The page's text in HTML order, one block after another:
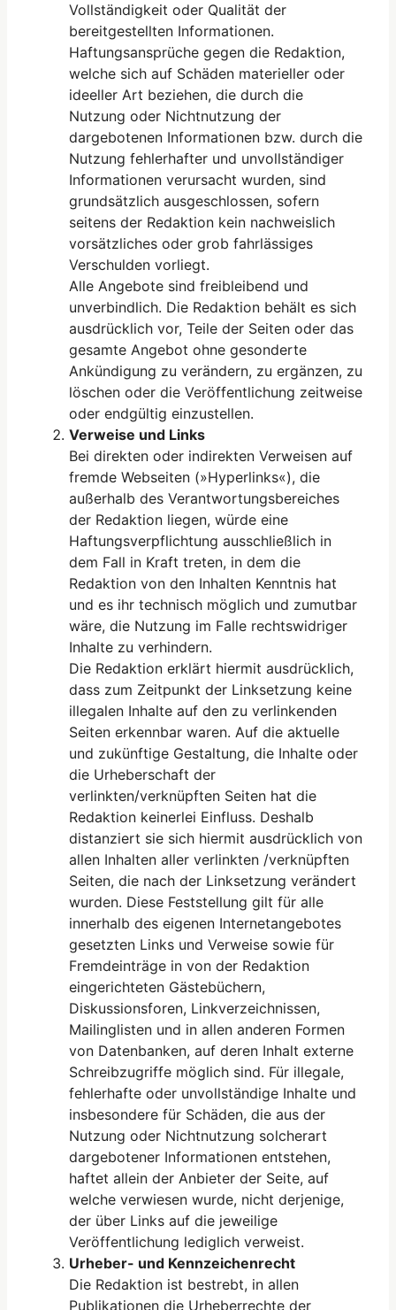
Vollständigkeit oder Qualität der
bereitgestellten Informationen.
Haftungsansprüche gegen die Redaktion,
welche sich auf Schäden materieller oder
ideeller Art beziehen, die durch die
Nutzung oder Nichtnutzung der
dargebotenen Informationen bzw. durch die
Nutzung fehlerhafter und unvollständiger
Informationen verursacht wurden, sind
grundsätzlich ausgeschlossen, sofern
seitens der Redaktion kein nachweislich
vorsätzliches oder grob fahrlässiges
Verschulden vorliegt.
Alle Angebote sind freibleibend und
unverbindlich. Die Redaktion behält es sich
ausdrücklich vor, Teile der Seiten oder das
gesamte Angebot ohne gesonderte
Ankündigung zu verändern, zu ergänzen, zu
löschen oder die Veröffentlichung zeitweise
oder endgültig einzustellen.
Verweise und Links
Bei direkten oder indirekten Verweisen auf
fremde Webseiten (»Hyperlinks«), die
außerhalb des Verantwortungsbereiches
der Redaktion liegen, würde eine
Haftungsverpflichtung ausschließlich in
dem Fall in Kraft treten, in dem die
Redaktion von den Inhalten Kenntnis hat
und es ihr technisch möglich und zumutbar
wäre, die Nutzung im Falle rechtswidriger
Inhalte zu verhindern.
Die Redaktion erklärt hiermit ausdrücklich,
dass zum Zeitpunkt der Linksetzung keine
illegalen Inhalte auf den zu verlinkenden
Seiten erkennbar waren. Auf die aktuelle
und zukünftige Gestaltung, die Inhalte oder
die Urheberschaft der
verlinkten/verknüpften Seiten hat die
Redaktion keinerlei Einfluss. Deshalb
distanziert sie sich hiermit ausdrücklich von
allen Inhalten aller verlinkten /verknüpften
Seiten, die nach der Linksetzung verändert
wurden. Diese Feststellung gilt für alle
innerhalb des eigenen Internetangebotes
gesetzten Links und Verweise sowie für
Fremdeinträge in von der Redaktion
eingerichteten Gästebüchern,
Diskussionsforen, Linkverzeichnissen,
Mailinglisten und in allen anderen Formen
von Datenbanken, auf deren Inhalt externe
Schreibzugriffe möglich sind. Für illegale,
fehlerhafte oder unvollständige Inhalte und
insbesondere für Schäden, die aus der
Nutzung oder Nichtnutzung solcherart
dargebotener Informationen entstehen,
haftet allein der Anbieter der Seite, auf
welche verwiesen wurde, nicht derjenige,
der über Links auf die jeweilige
Veröffentlichung lediglich verweist.
Urheber- und Kennzeichenrecht
Die Redaktion ist bestrebt, in allen
Publikationen die Urheberrechte der